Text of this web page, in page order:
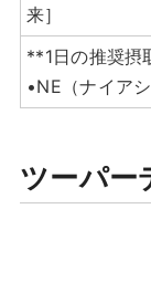
来］
**1日の推奨摂
•NE（ナイア
ツーパー